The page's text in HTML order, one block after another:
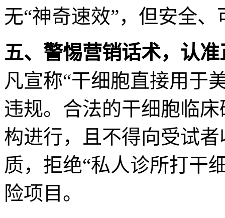
无“神奇速效”，但安全
五、警惕营销话术，认
凡宣称“干细胞直接用于
违规。合法的干细胞临
构进行，且不得向受试
质，拒绝“私人诊所打干
险项目。